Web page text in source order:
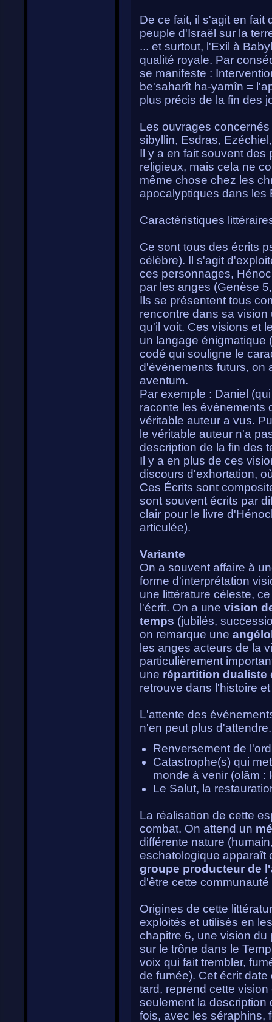
De ce fait, il s'agit en fait
peuple d'Israël sur la
... et surtout, l'Exil à
qualité royale. Par
se manifeste :
be'saharît ha-yamîn =
plus précis de la fin des
Les ouvrages
sibyllin, Esdras,
Il y a en fait souvent
religieux, mais cela ne
même chose chez les
apocalyptiques dans les
Caractéristiques
Ce sont tous des écrits
célèbre). Il s'agit
ces personnages,
par les anges (Genèse
Ils se présentent tous
rencontre dans sa
qu'il voit. Ces visions et
un langage énigmatique
codé qui souligne le
d'événements futurs, on
aventum.
Par exemple : Daniel
raconte les événements
véritable auteur a vus.
le véritable auteur n'a
description de la fin des
Il y a en plus de ces
discours d'exhortation,
Ces Écrits sont
sont souvent écrits par
clair pour le livre
articulée).
Variante
On a souvent affaire à
forme d'interprétation
une littérature céleste,
l'écrit. On a une vision
temps (jubilés,
on remarque une
les anges acteurs de la
particulièrement
une répartition dualiste
retrouve dans l'histoire
L'attente des
n'en peut plus
Renversement de
Catastrophe(s) qui
monde à venir (olâm :
Le Salut, la
La réalisation de cette
combat. On attend un
différente nature
eschatologique apparaît
groupe producteur de
d'être cette communauté
Origines de cette
exploités et utilisés en
chapitre 6, une vision du
sur le trône dans le
voix qui fait trembler,
de fumée). Cet écrit
tard, reprend cette
seulement la description
fois, avec les séraphins,